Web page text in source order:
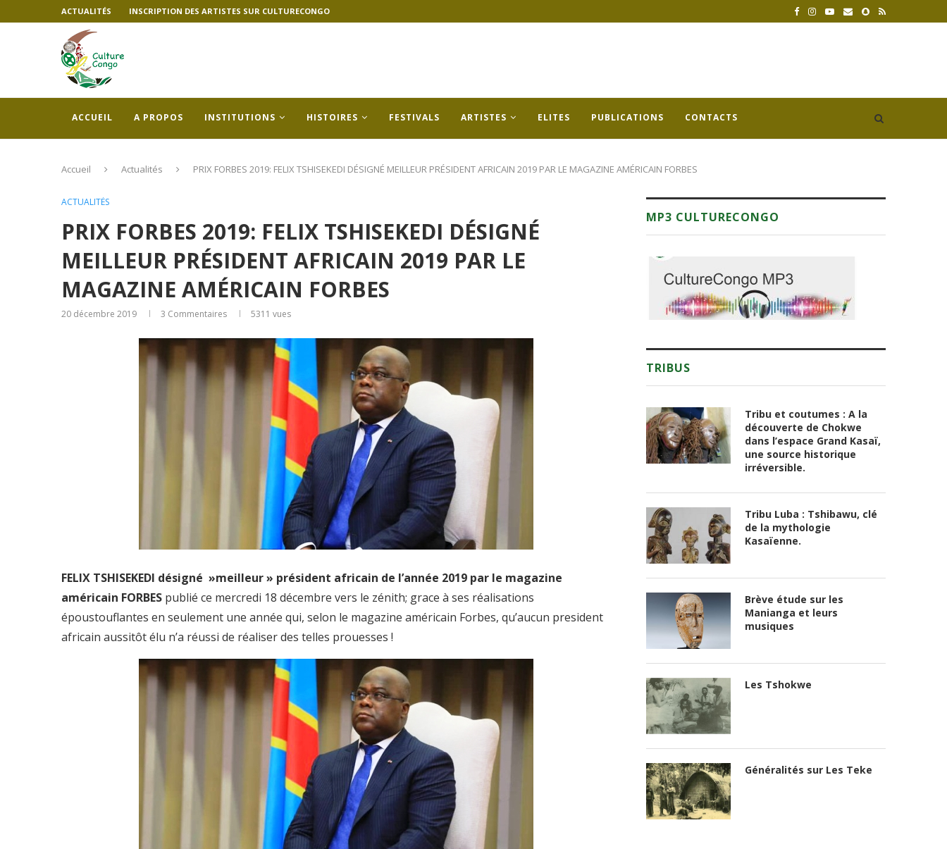
ACTUALITÉS INSCRIPTION DES ARTISTES SUR CULTURECONGO
ACCUEIL A PROPOS INSTITUTIONS HISTOIRES FESTIVALS ARTISTES ELITES PUBLICATIONS CONTACTS
Accueil Actualités PRIX FORBES 2019: FELIX TSHISEKEDI DÉSIGNÉ MEILLEUR PRÉSIDENT AFRICAIN 2019 PAR LE MAGAZINE AMÉRICAIN FORBES
ACTUALITÉS
PRIX FORBES 2019: FELIX TSHISEKEDI DÉSIGNÉ
MEILLEUR PRÉSIDENT AFRICAIN 2019 PAR LE
MAGAZINE AMÉRICAIN FORBES
20 décembre 2019 3 Commentaires 5311 vues
FELIX TSHISEKEDI désigné »meilleur » président africain de l’année 2019 par le magazine
américain FORBES publié ce mercredi 18 décembre vers le zénith; grace à ses réalisations
époustouflantes en seulement une année qui, selon le magazine américain Forbes, qu’aucun president
africain aussitôt élu n’a réussi de réaliser des telles prouesses !
MP3 CULTURECONGO
TRIBUS
Tribu et coutumes : A la
découverte de Chokwe
dans l’espace Grand Kasaï,
une source historique
irréversible.
Tribu Luba : Tshibawu, clé
de la mythologie
Kasaïenne.
Brève étude sur les
Manianga et leurs
musiques
Les Tshokwe
Généralités sur Les Teke